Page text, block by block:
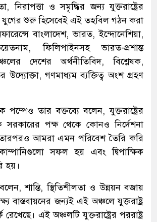
নিরাপত্তা ও সমৃদ্ধির জন্য যুক্তরাষ্ট্রের
যুগের শুরু হিসেবেই এই তহবিল গঠন করা
বাংলাদেশ, ভারত, ইন্দোনেশিয়া,
ফিলিপাইনসহ ভারত-প্রশান্ত
দেশের অর্থনীতিবিদ, বিশ্লেষক,
উদ্যোক্তা, গণমাধ্যম ব্যক্তিত্ব অংশ গ্রহণ
পম্পেও তার বক্তব্যে বলেন, যুক্তরাষ্ট্রের
সরকারের পক্ষ থেকে কোনও নির্দেশনা
আমরা এমন পরিবেশ তৈরি করি
সফল হয় এবং দ্বিপাক্ষিক
হয়।
শান্তি, স্থিতিশীলতা ও উন্নয়ন বজায়
বাস্তবায়নের জন্যই এই অঞ্চলে যুক্তরাষ্ট্র
এই অঞ্চলটি যুক্তরাষ্ট্রের পররাষ্ট্র